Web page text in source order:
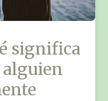
significa
alguien